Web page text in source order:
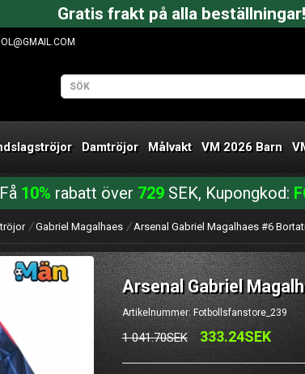
Gratis frakt på alla beställningar!
Damtröjor Målvakt VM 2026 Barn
Få 10% rabatt över 729 SEK, Kupongkod:
Gabriel Magalhaes Arsenal Gabriel Magalhaes #6
Arsenal Gabriel
Artikelnummer: Fotbollsfanstore_239
1 041.70SEK 333.24SEK